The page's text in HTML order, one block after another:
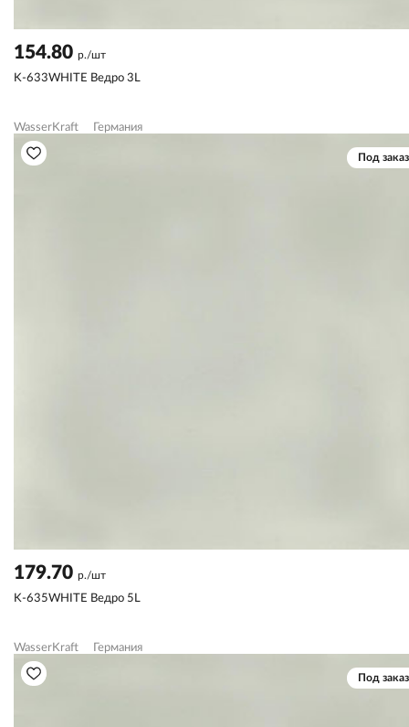
154.80 р./шт
K-633WHITE Ведро 3L
WasserKraft Германия
Под заказ
179.70 р./шт
K-635WHITE Ведро 5L
WasserKraft Германия
Под заказ